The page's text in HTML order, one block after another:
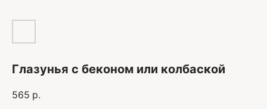
Глазунья с беконом или колбаской
565 р.